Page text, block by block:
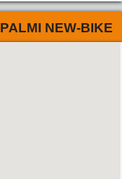
PALMI NEW-BIKE